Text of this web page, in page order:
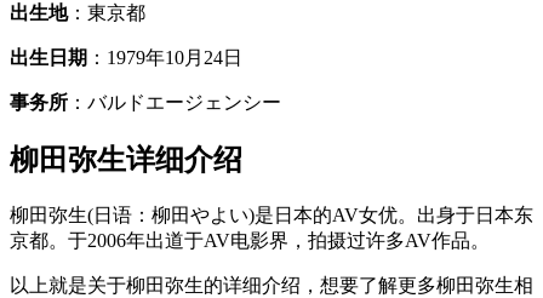
出生地：東京都
出生日期 ：1979年10月24日
事务所 ：バルドエージェンシー
柳田弥生详细介绍
柳田弥生(日语：柳田やよい)是日本的AV女优。出身于日本东
京都。于2006年出道于AV电影界，拍摄过许多AV作品。
以上就是关于柳田弥生的详细介绍，想要了解更多柳田弥生相